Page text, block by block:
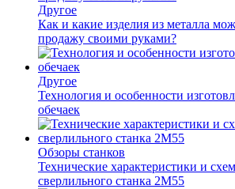
Другое
Как и какие изделия из металла
продажу своими руками?
Другое
Технология и особенности
обечаек
Обзоры станков
Технические характеристики и
сверлильного станка 2М55